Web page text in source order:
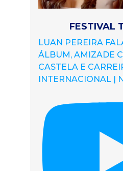
FESTIVAL
LUAN PEREIRA
ÁLBUM, AMIZADE
CASTELA E
INTERNACIONAL |